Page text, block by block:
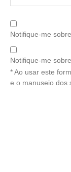
Notifique-me
Notifique-me
* Ao usar este
e o manuseio dos